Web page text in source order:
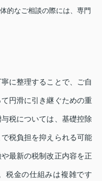
的なご相談の際には、専門
に整理することで、ご自
円滑に引き継ぐための重
税については、基礎控除
税負担を抑えられる可能
最新の税制改正内容を正
税金の仕組みは複雑です